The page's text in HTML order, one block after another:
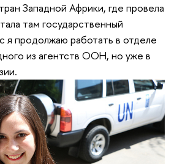
Западной Африки, где провела
там государственный
я продолжаю работать в отделе
из агентств ООН, но уже в